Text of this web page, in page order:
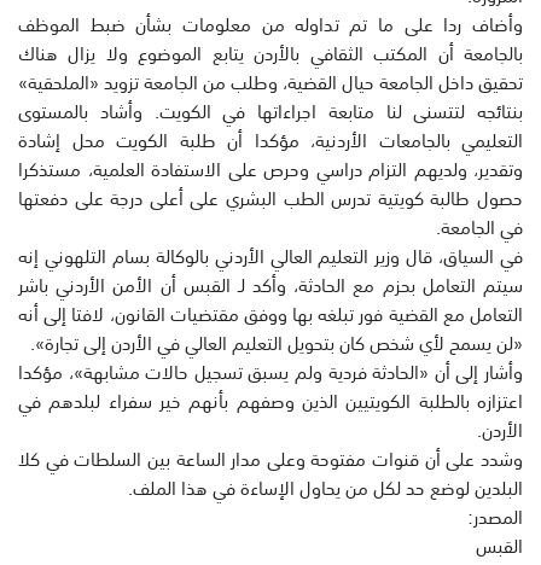
وأضاف ردا على ما تم تداوله من معلومات بشأن ضبط الموظف
بالجامعة أن المكتب الثقافي بالأردن يتابع الموضوع ولا يزال هناك
تحقيق داخل الجامعة حيال القضية، وطلب من الجامعة تزويد «الملحقية»
بنتائجه لتتسنى لنا متابعة اجراءاتها في الكويت. وأشاد بالمستوى
التعليمي بالجامعات الأردنية، مؤكدا أن طلبة الكويت محل إشادة
وتقدير، ولديهم التزام دراسي وحرص على الاستفادة العلمية، مستذكرا
حصول طالبة كويتية تدرس الطب البشري على أعلى درجة على دفعتها
في الجامعة.
في السياق، قال وزير التعليم العالي الأردني بالوكالة بسام التلهوني إنه
سيتم التعامل بحزم مع الحادثة، وأكد لـ القبس أن الأمن الأردني باشر
التعامل مع القضية فور تبلغه بها ووفق مقتضيات القانون، لافتا إلى أنه
«لن يسمح لأي شخص كان بتحويل التعليم العالي في الأردن إلى تجارة».
وأشار إلى أن «الحادثة فردية ولم يسبق تسجيل حالات مشابهة»، مؤكدا
اعتزازه بالطلبة الكويتيين الذين وصفهم بأنهم خير سفراء لبلدهم في
الأردن.
وشدد على أن قنوات مفتوحة وعلى مدار الساعة بين السلطات في كلا
البلدين لوضع حد لكل من يحاول الإساءة في هذا الملف.
المصدر:
القبس